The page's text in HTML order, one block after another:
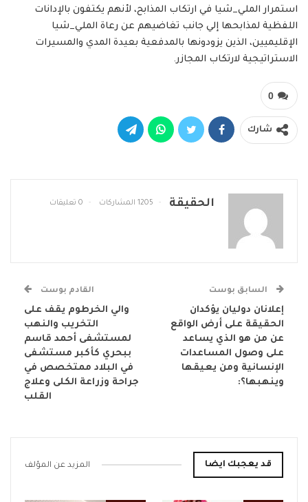
استمرار الملي_شيا في ارتكاب المذابح، لأنهم يكتفون بالإدانات
اللفظية لمذابحها إلي جانب تغاضيهم عن رعاة الملي_شيا
الإقليميين، الذين يزودونها بالمدفعية بعيدة المدي والمسيرات
الاستراتيجية لارتكاب المجازر.
0
شارك
الحقيقة 1205 المشاركات 0 تعليقات
السابق بوست
إعلانان دوليان يؤكدان
الحقيقة على أرض الواقع
عن من هو الذي يساعد
على وصول المساعدات
الإنسانية ومن يعيقها
وينهبها؟:
القادم بوست
والي الخرطوم يقف على
التخريب والنهب
لمستشفى أحمد قاسم
ببحري كأكبر مستشفى
في البلاد ممتخصص في
جراحة وزراعة الكلى وعلاج
القلب
قد يعجبك ايضا المزيد عن المؤلف